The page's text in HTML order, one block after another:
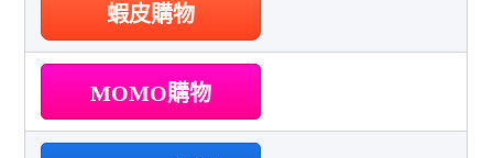
蝦皮購物
MOMO購物